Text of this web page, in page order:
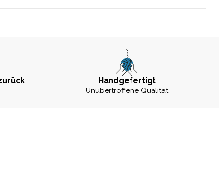
Handgefertigt
Unübertroffene Qualität